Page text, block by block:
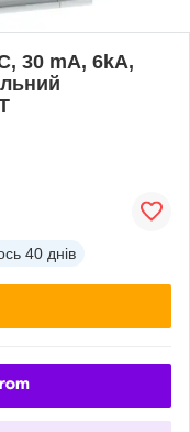
30 mA, 6kA,
40 днів